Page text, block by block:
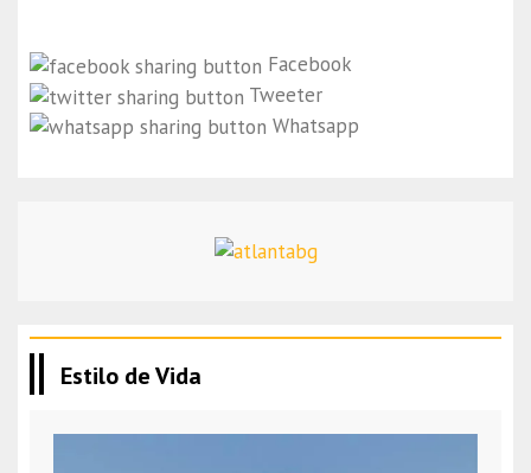
Facebook
Tweeter
Whatsapp
Estilo de Vida